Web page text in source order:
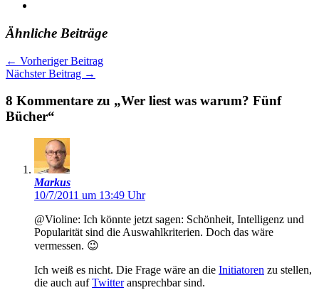
Ähnliche Beiträge
← Vorheriger Beitrag
Nächster Beitrag →
8 Kommentare zu „Wer liest was warum? Fünf
Bücher“
Markus
10/7/2011 um 13:49 Uhr
@Violine: Ich könnte jetzt sagen: Schönheit, Intelligenz und
Popularität sind die Auswahlkriterien. Doch das wäre
vermessen. 😉
Ich weiß es nicht. Die Frage wäre an die Initiatoren zu stellen,
die auch aufTwitteransprechbar sind.